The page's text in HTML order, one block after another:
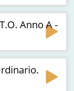
Anno A -